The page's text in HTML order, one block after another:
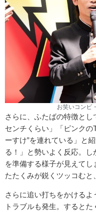
お笑いコンビ
さらに、ふたばの特徴と
センチくらい」「ピンクの
ーすけ”を連れている」と
る！」と勢いよく反応。
を準備する様子が見えて
たたくみが鋭くツッコむと
さらに追い打ちをかける
トラブルも発生。すると